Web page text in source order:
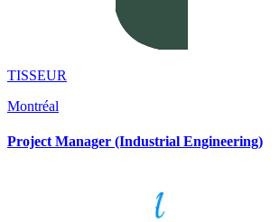
TISSEUR
Montréal
Project Manager (Industrial Engineering)